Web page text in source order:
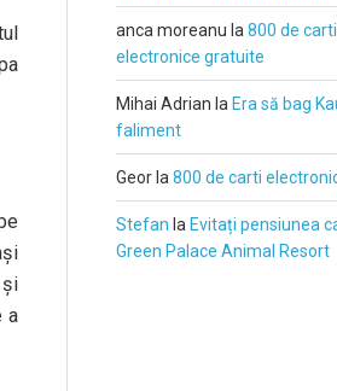
și
a
anca moreanu la 800 de carti
electronice gratuite
Mihai Adrian la Era să bag
faliment
Geor la 800 de carti
Stefan la Evitați pensiunea
Green Palace Animal Resort